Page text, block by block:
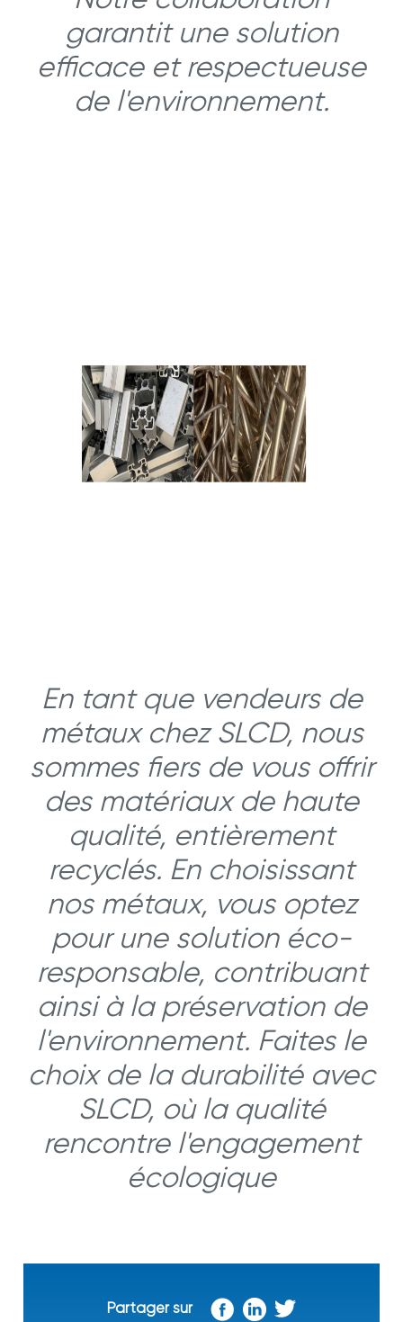
garantit une solution
efficace et respectueuse
de l'environnement.
En tant que vendeurs de
métaux chez SLCD, nous
sommes fiers de vous offrir
des matériaux de haute
qualité, entièrement
recyclés. En choisissant
nos métaux, vous optez
pour une solution éco-
responsable, contribuant
ainsi à la préservation de
l'environnement. Faites le
choix de la durabilité avec
SLCD, où la qualité
rencontre l'engagement
écologique
Partager sur